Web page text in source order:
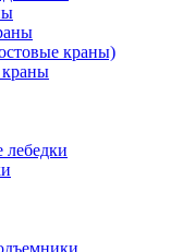
краны)
лебедки